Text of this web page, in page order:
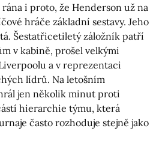
i proto, že Henderson už na
hráče základní sestavy. Jeho
Šestatřicetiletý záložník patří
v kabině, prošel velkými
a v reprezentaci
lídrů. Na letošním
jen několik minut proti
hierarchie týmu, která
často rozhoduje stejně jako